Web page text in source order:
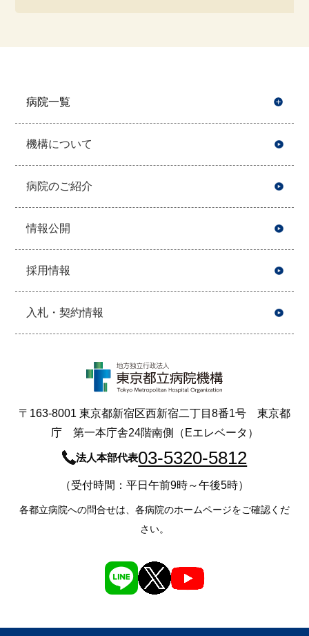
病院一覧
機構について
病院のご紹介
情報公開
採用情報
入札・契約情報
〒163-8001 東京都新宿区西新宿二丁目8番1号 東京都
庁 第一本庁舎24階南側（Eエレベータ）
法人本部代表03-5320-5812
（受付時間：平日午前9時～午後5時）
各都立病院への問合せは、各病院のホームページをご確認くだ
さい。